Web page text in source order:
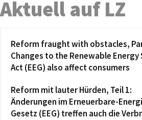
Aktuell auf LZ
Reform fraught with obstacles,
Changes to the Renewable Energy
Act (EEG) also affect consumers
Reform mit lauter Hürden, Teil 1:
Änderungen im Erneuerbare-
Gesetz (EEG) treffen auch die